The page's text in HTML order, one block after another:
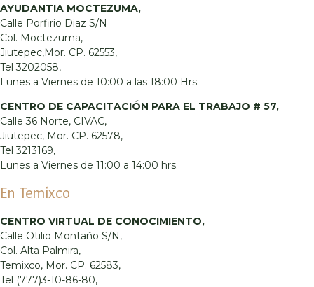
AYUDANTIA MOCTEZUMA,
Calle Porfirio Diaz S/N
Col. Moctezuma,
Jiutepec,Mor. CP. 62553,
Tel 3202058,
Lunes a Viernes de 10:00 a las 18:00 Hrs.
CENTRO DE CAPACITACIÓN PARA EL TRABAJO # 57,
Calle 36 Norte, CIVAC,
Jiutepec, Mor. CP. 62578,
Tel 3213169,
Lunes a Viernes de 11:00 a 14:00 hrs.
En Temixco
CENTRO VIRTUAL DE CONOCIMIENTO,
Calle Otilio Montaño S/N,
Col. Alta Palmira,
Temixco, Mor. CP. 62583,
Tel (777)3-10-86-80,